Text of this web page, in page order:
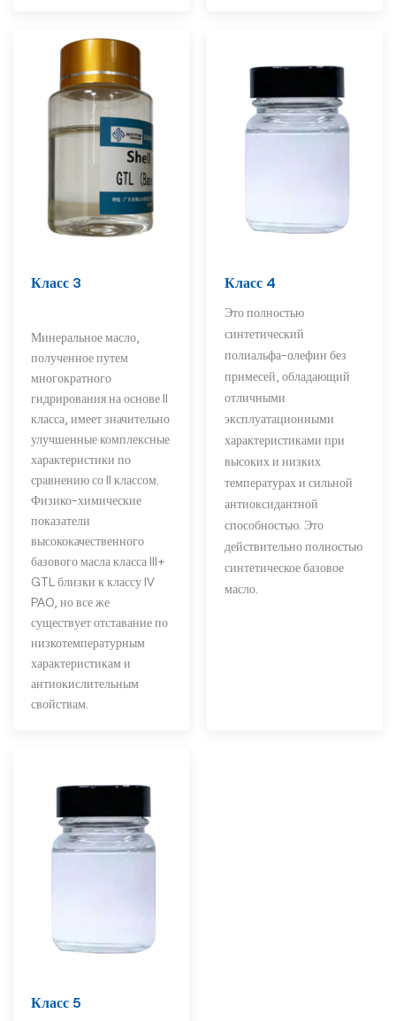
Класс 3
Минеральное масло,
полученное путем
многократного
гидрирования на основе II
класса, имеет значительно
улучшенные комплексные
характеристики по
сравнению со II классом.
Физико-химические
показатели
высококачественного
базового масла класса III+
GTL близки к классу IV
PAO, но все же
существует отставание по
низкотемпературным
характеристикам и
антиокислительным
свойствам.
Класс 4
Это полностью
синтетический
полиальфа-олефин без
примесей, обладающий
отличными
эксплуатационными
характеристиками при
высоких и низких
температурах и сильной
антиоксидантной
способностью. Это
действительно полностью
синтетическое базовое
масло.
Класс 5